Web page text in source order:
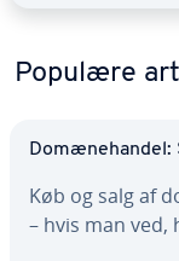
Populære
Køb og salg af
– hvis man